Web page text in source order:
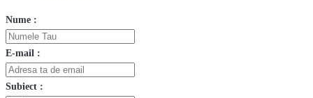
Nume :
E-mail :
Subiect :